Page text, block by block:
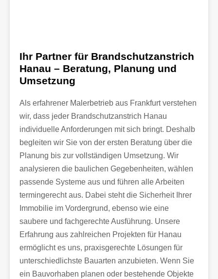
Ihr Partner für Brandschutzanstrich
Hanau – Beratung, Planung und
Umsetzung
Als erfahrener Malerbetrieb aus Frankfurt verstehen
wir, dass jeder Brandschutzanstrich Hanau
individuelle Anforderungen mit sich bringt. Deshalb
begleiten wir Sie von der ersten Beratung über die
Planung bis zur vollständigen Umsetzung. Wir
analysieren die baulichen Gegebenheiten, wählen
passende Systeme aus und führen alle Arbeiten
termingerecht aus. Dabei steht die Sicherheit Ihrer
Immobilie im Vordergrund, ebenso wie eine
saubere und fachgerechte Ausführung. Unsere
Erfahrung aus zahlreichen Projekten für Hanau
ermöglicht es uns, praxisgerechte Lösungen für
unterschiedlichste Bauarten anzubieten. Wenn Sie
ein Bauvorhaben planen oder bestehende Objekte